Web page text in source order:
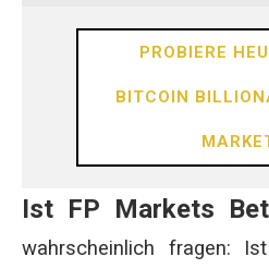
PROBIERE
BITCOIN
Ist FP Markets
wahrscheinlich fragen: